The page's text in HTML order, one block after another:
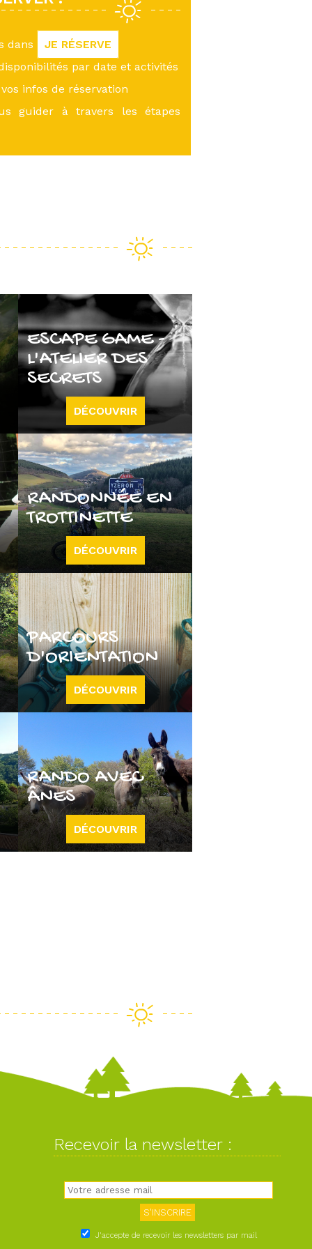
dans
JE RÉSERVE
par date et activités
infos de réservation
guider à travers les étapes
ESCAPE GAME -
L'ATELIER DES
SECRETS
DÉCOUVRIR
RANDONNÉE EN
TROTTINETTE
DÉCOUVRIR
PARCOURS
D'ORIENTATION
DÉCOUVRIR
RANDO AVEC
ÂNES
DÉCOUVRIR
Recevoir la newsletter :
J'accepte de recevoir les newsletters par mail